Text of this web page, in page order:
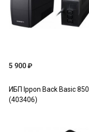
5 900 ₽
ИБП Ippon Back Basic 850
(403406)